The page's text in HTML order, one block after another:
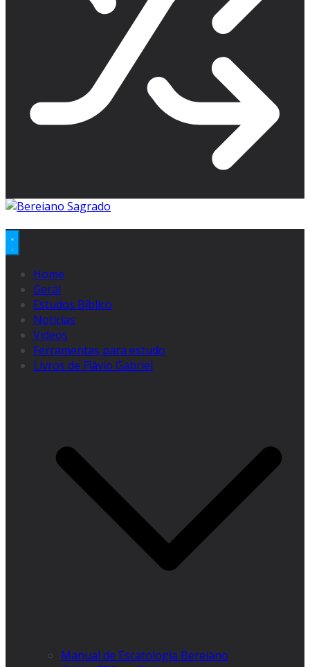
Home
Geral
Estudos Bíblico
Noticias
Videos
Ferramentas para estudo
Livros de Flávio Gabriel
Manual de Escatologia Bereiano